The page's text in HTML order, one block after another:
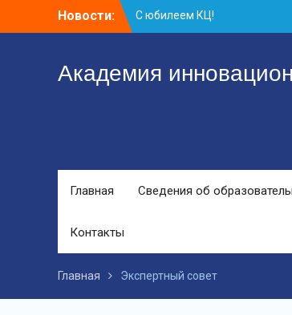
Новости:
Координационному центру-
Заседание рабочей группа
Академия
Главная Сведения об
Контакты
Главная Экспертный совет